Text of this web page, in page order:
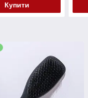
Купити